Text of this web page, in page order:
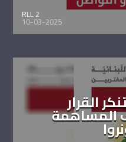
RLL 2
10-03-2025
القرار
المساهمة